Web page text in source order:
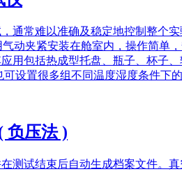
通常难以准确及稳定地控制整个
动夹紧安装在舱室内，操作简
用包括热成型托盘、瓶子、杯子
设置很多组不同温度湿度条件下
负压法 )
测试结束后自动生成档案文件。